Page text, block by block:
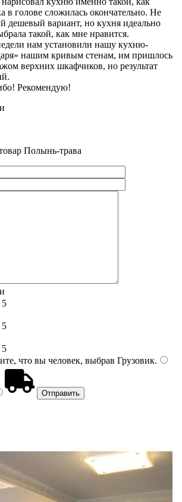
в голове сложилась окончательно. Не
дешевый вариант, но кухня идеально
такой, как мне нравится.
нам установили нашу кухню-
нашим кривым стенам, им пришлось
верхних шкафчиков, но результат
Рекомендую!
Полынь-трава
5
5
5
что вы человек, выбрав Грузовик.